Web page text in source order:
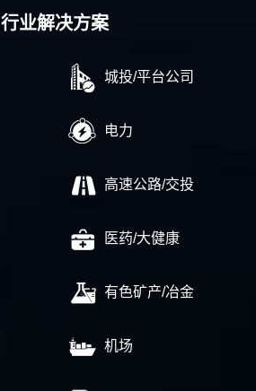
行业解决方案
城投/平台公司
电力
高速公路/交投
医药/大健康
有色矿产/冶金
机场